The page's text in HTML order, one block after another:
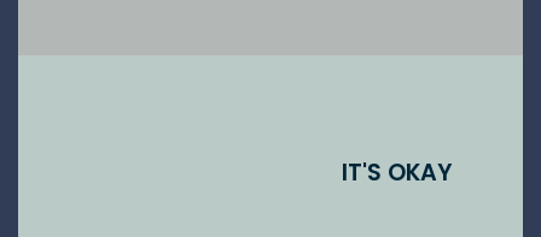
IT'S OKAY